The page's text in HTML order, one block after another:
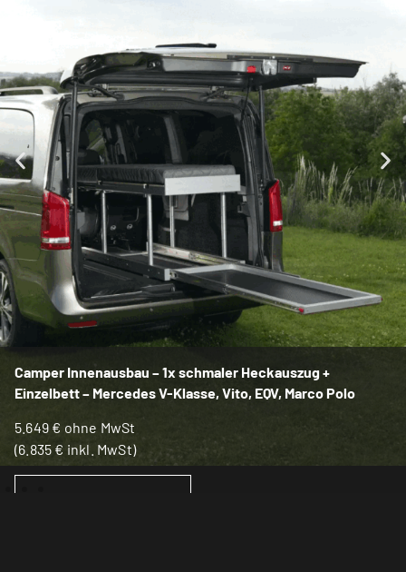
Camper Innenausbau – 1x schmaler Heckauszug +
Einzelbett – Mercedes V-Klasse, Vito, EQV, Marco Polo
5.649 € ohne MwSt
(6.835 € inkl. MwSt)